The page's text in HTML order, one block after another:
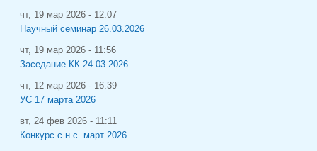
чт, 19 мар 2026 - 12:07
Научный семинар 26.03.2026
чт, 19 мар 2026 - 11:56
Заседание КК 24.03.2026
чт, 12 мар 2026 - 16:39
УС 17 марта 2026
вт, 24 фев 2026 - 11:11
Конкурс с.н.с. март 2026